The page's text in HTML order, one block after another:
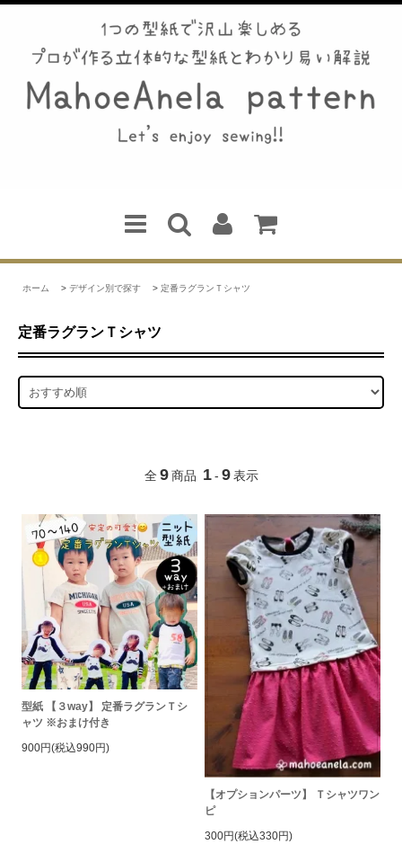
ホーム > デザイン別で探す > 定番ラグランＴシャツ
定番ラグランＴシャツ
全 9 商品 1 - 9 表示
型紙 【３way】 定番ラグランＴシ
ャツ ※おまけ付き
900円(税込990円)
【オプションパーツ】 Ｔシャツワン
ピ
300円(税込330円)